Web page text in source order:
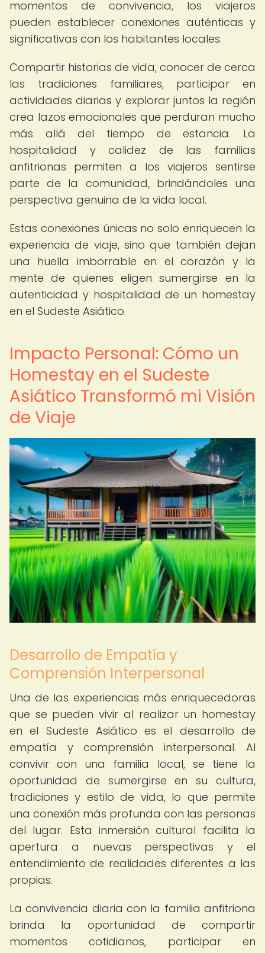
momentos de convivencia, los viajeros
pueden establecer conexiones auténticas y
significativas con los habitantes locales.
Compartir historias de vida, conocer de cerca
las tradiciones familiares, participar en
actividades diarias y explorar juntos la región
crea lazos emocionales que perduran mucho
más allá del tiempo de estancia. La
hospitalidad y calidez de las familias
anfitrionas permiten a los viajeros sentirse
parte de la comunidad, brindándoles una
perspectiva genuina de la vida local.
Estas conexiones únicas no solo enriquecen la
experiencia de viaje, sino que también dejan
una huella imborrable en el corazón y la
mente de quienes eligen sumergirse en la
autenticidad y hospitalidad de un homestay
en el Sudeste Asiático.
Impacto Personal: Cómo un
Homestay en el Sudeste
Asiático Transformó mi Visión
de Viaje
Desarrollo de Empatía y
Comprensión Interpersonal
Una de las experiencias más enriquecedoras
que se pueden vivir al realizar un homestay
en el Sudeste Asiático es el desarrollo de
empatía y comprensión interpersonal. Al
convivir con una familia local, se tiene la
oportunidad de sumergirse en su cultura,
tradiciones y estilo de vida, lo que permite
una conexión más profunda con las personas
del lugar. Esta inmersión cultural facilita la
apertura a nuevas perspectivas y el
entendimiento de realidades diferentes a las
propias.
La convivencia diaria con la familia anfitriona
brinda la oportunidad de compartir
momentos cotidianos, participar en